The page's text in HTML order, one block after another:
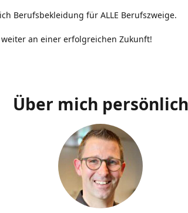
Berufsbekleidung für ALLE Berufszweige.
an einer erfolgreichen Zukunft!
Über mich persönlich